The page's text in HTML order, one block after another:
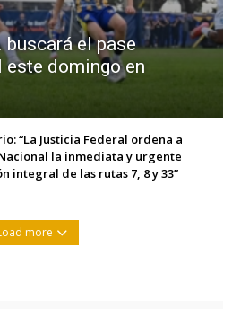
buscará el pase
domingo en
“La Justicia Federal ordena a
la inmediata y urgente
integral de las rutas 7, 8 y 33”
more